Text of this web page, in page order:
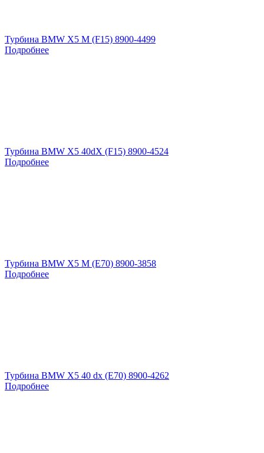
Турбина BMW X5 M (F15) 8900-4499
Подробнее
Турбина BMW X5 40dX (F15) 8900-4524
Подробнее
Турбина BMW X5 M (E70) 8900-3858
Подробнее
Турбина BMW X5 40 dx (E70) 8900-4262
Подробнее